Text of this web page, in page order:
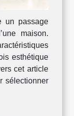
un passage
maison.
esthétique
cet article
sélectionner